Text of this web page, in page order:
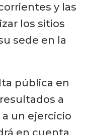
y las
los sitios
sede en la
pública en
a
un ejercicio